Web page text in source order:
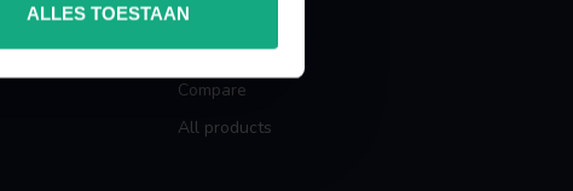
media te bieden en om ons
partners voor social
ALLES TOESTAANMy tickets
My wishlist
Compare
All products